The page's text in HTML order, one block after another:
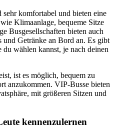
komfortabel und bieten eine
Klimaanlage, bequeme Sitze
Busgesellschaften bieten auch
Getränke an Bord an. Es gibt
wählen kannst, je nach deinen
ist es möglich, bequem zu
anzukommen. VIP-Busse bieten
mit größeren Sitzen und
kennenzulernen